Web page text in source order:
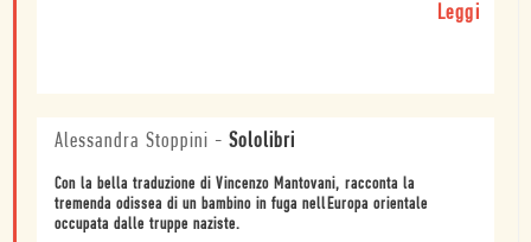
Leggi
Alessandra Stoppini - Sololibri
Con la bella traduzione di Vincenzo Mantovani, racconta la
tremenda odissea di un bambino in fuga nellEuropa orientale
occupata dalle truppe naziste.